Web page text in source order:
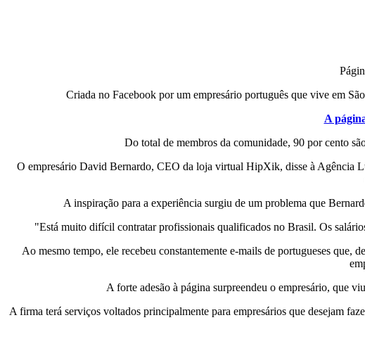
Criada no Facebook por um empresário português que vive em
A
Do total de membros da comunidade, 90 por cento
O empresário David Bernardo, CEO da loja virtual HipXik, disse à Agência
A inspiração para a experiência surgiu de um problema que
"Está muito difícil contratar profissionais qualificados no Brasil. Os
Ao mesmo tempo, ele recebeu constantemente e-mails de portugueses que,
A forte adesão à página surpreendeu o empresário, que
A firma terá serviços voltados principalmente para empresários que desejam